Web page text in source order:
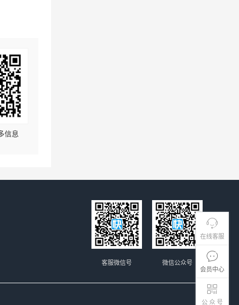
在线客服
会员中心
公 众 号
信息
微信公众号
客服微信号